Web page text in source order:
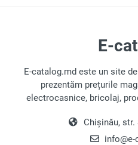
E-
E-catalog.md este un site
prezentăm prețurile
electrocasnice, bricolaj,
Chișinău,